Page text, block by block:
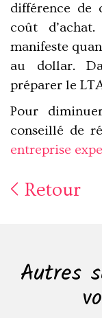
différence de
coût
manifeste
au dollar.
préparer le
Pour
conseillé de
entreprise
Retour
Autres